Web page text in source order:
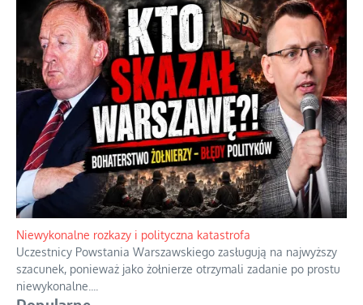
Niewykonalne rozkazy i polityczna katastrofa
Uczestnicy Powstania Warszawskiego zasługują na najwyższy
szacunek, ponieważ jako żołnierze otrzymali zadanie po prostu
niewykonalne.